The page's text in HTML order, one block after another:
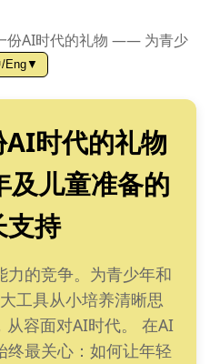
份AI时代的礼物 —— 为青少
/Eng▼
时代的礼物
儿童准备的
支持
力的竞争。为青少年和
工具从小培养清晰思
容面对AI时代。 在AI
终最关心：如何让年轻